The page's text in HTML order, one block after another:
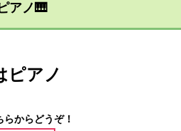
アノ🎹
ピアノ
からどうぞ！